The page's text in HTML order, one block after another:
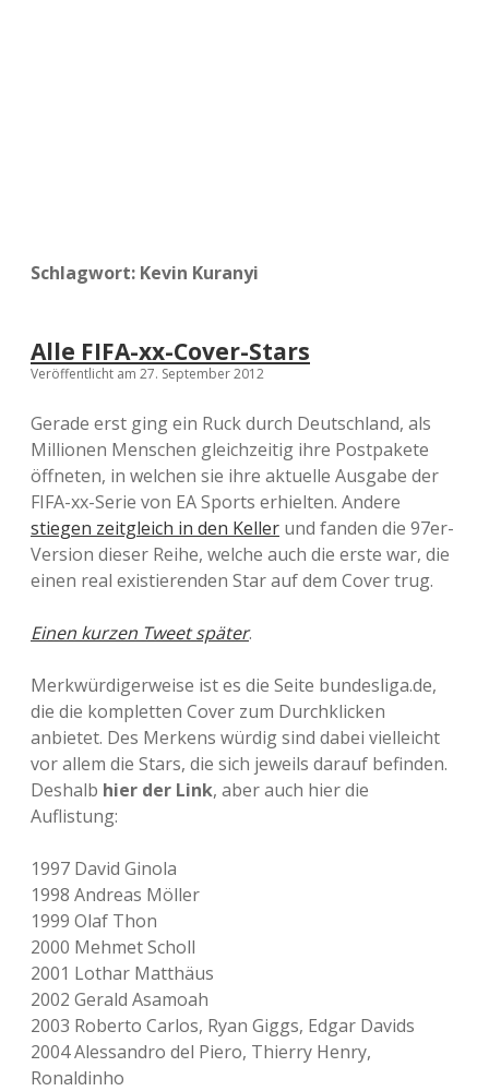
Schlagwort: Kevin Kuranyi
Alle FIFA-xx-Cover-Stars
Veröffentlicht am 27. September 2012
Gerade erst ging ein Ruck durch Deutschland, als
Millionen Menschen gleichzeitig ihre Postpakete
öffneten, in welchen sie ihre aktuelle Ausgabe der
FIFA-xx-Serie von EA Sports erhielten. Andere
stiegen zeitgleich in den Keller und fanden die 97er-
Version dieser Reihe, welche auch die erste war, die
einen real existierenden Star auf dem Cover trug.
Einen kurzen Tweet später.
Merkwürdigerweise ist es die Seite bundesliga.de,
die die kompletten Cover zum Durchklicken
anbietet. Des Merkens würdig sind dabei vielleicht
vor allem die Stars, die sich jeweils darauf befinden.
Deshalb hier der Link, aber auch hier die
Auflistung:
1997 David Ginola
1998 Andreas Möller
1999 Olaf Thon
2000 Mehmet Scholl
2001 Lothar Matthäus
2002 Gerald Asamoah
2003 Roberto Carlos, Ryan Giggs, Edgar Davids
2004 Alessandro del Piero, Thierry Henry,
Ronaldinho